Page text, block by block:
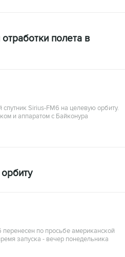
полета в
Sirius-FM6 на целевую орбиту.
и аппаратом с Байконура
по просьбе американской
запуска - вечер понедельника